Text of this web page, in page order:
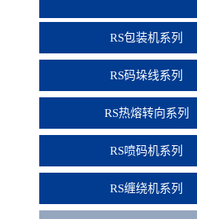
RS包装机系列
RS码垛线系列
RS热熔转向系列
RS喷码机系列
RS缠绕机系列